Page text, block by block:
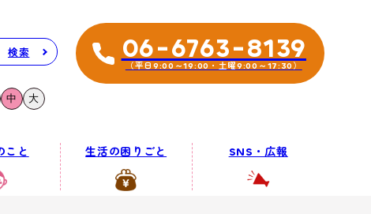
検索
中 大
06-6763-8139
（平日9:00～19:00・土曜9:00～17:30）
こと 生活の困りごと SNS・広報